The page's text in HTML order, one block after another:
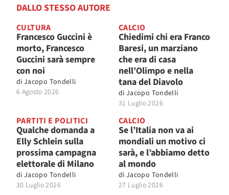
DALLO STESSO AUTORE
CULTURA
Francesco Guccini è
morto, Francesco
Guccini sarà sempre
con noi
di Jacopo Tondelli
6 Agosto 2026
CALCIO
Chiedimi chi era Franco
Baresi, un marziano
che era di casa
nell’Olimpo e nella
tana del Diavolo
di Jacopo Tondelli
31 Luglio 2026
PARTITI E POLITICI
Qualche domanda a
Elly Schlein sulla
prossima campagna
elettorale di Milano
di Jacopo Tondelli
30 Luglio 2026
CALCIO
Se l’Italia non va ai
mondiali un motivo ci
sarà, e l’abbiamo detto
al mondo
di Jacopo Tondelli
27 Luglio 2026